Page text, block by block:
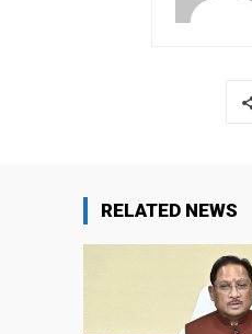
RELATED NEWS